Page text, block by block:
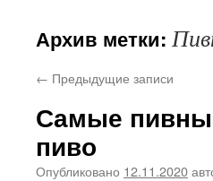
Архив метки:
← Предыдущие записи
Самые
пиво
Опубликовано 12.11.2020